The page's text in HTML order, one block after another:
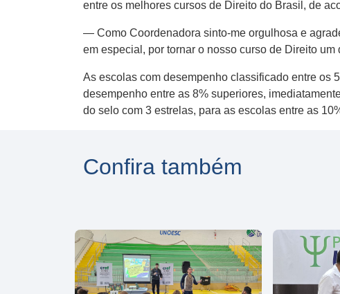
entre os melhores cursos de Direito do Brasil, de
— Como Coordenadora sinto-me orgulhosa e
em especial, por tornar o nosso curso de Direito
As escolas com desempenho classificado entre os
desempenho entre as 8% superiores,
do selo com 3 estrelas, para as escolas entre as
Confira também